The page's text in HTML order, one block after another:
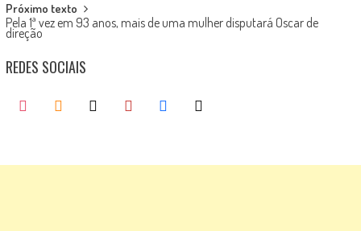
Próximo texto
Pela 1ª vez em 93 anos, mais de uma mulher disputará Oscar de
direção
REDES SOCIAIS